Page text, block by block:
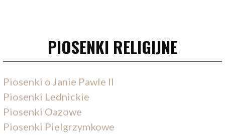
PIOSENKI RELIGIJNE
Piosenki o Janie Pawle II
Piosenki Lednickie
Piosenki Oazowe
Piosenki Pielgrzymkowe